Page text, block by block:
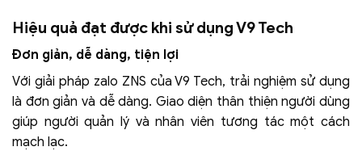
Hiệu quả đạt được khi sử dụng V9 Tech
Đơn giản, dễ dàng, tiện lợi
Với giải pháp zalo ZNS của V9 Tech, trải nghiệm sử dụng
là đơn giản và dễ dàng. Giao diện thân thiện người dùng
giúp người quản lý và nhân viên tương tác một cách
mạch lạc.